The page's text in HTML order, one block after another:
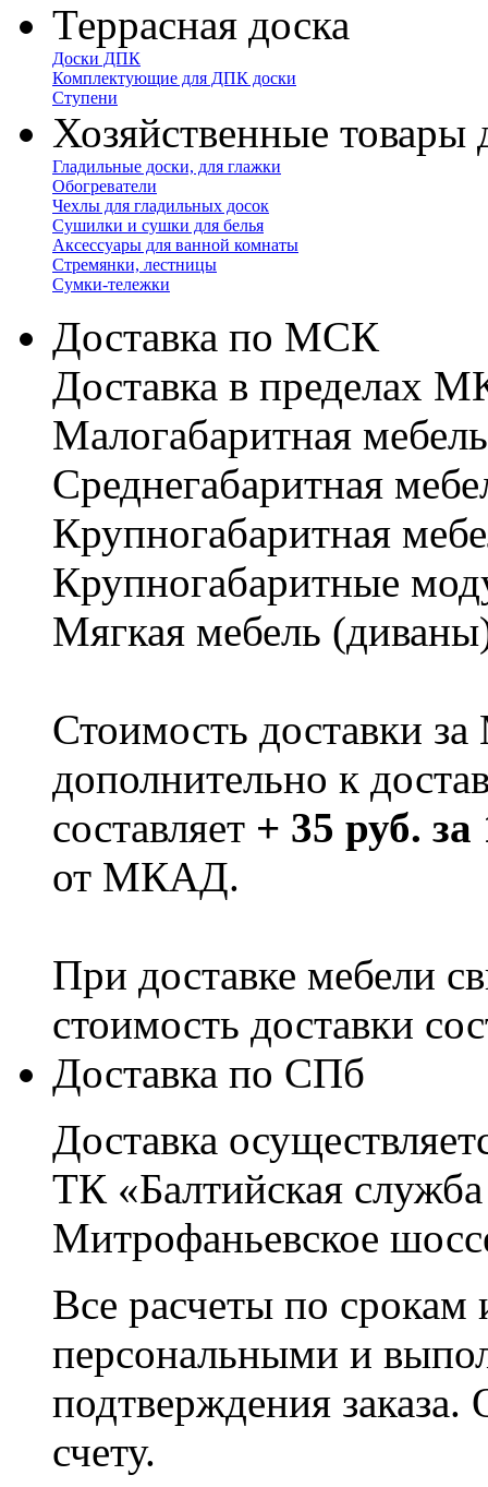
Террасная доска
Доски ДПК
Комплектующие для ДПК доски
Ступени
Хозяйственные товары
Гладильные доски, для глажки
Обогреватели
Чехлы для гладильных досок
Сушилки и сушки для белья
Аксессуары для ванной комнаты
Стремянки, лестницы
Сумки-тележки
Доставка по МСК
Доставка в пределах
Малогабаритная
Cреднегабаритная
Крупногабаритная
Крупногабаритные
Мягкая мебель
Стоимость доставки
дополнительно к
составляет + 35 руб.
от МКАД.
При доставке мебели
стоимость доставки
Доставка по СПб
Доставка
ТК «Балтийская
Митрофаньевское
Все расчеты по срокам
персональными и
подтверждения заказа.
счету.